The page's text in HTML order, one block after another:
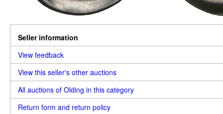
Seller information
View feedback
View this seller's other auctions
All auctions of Olding in this category
Return form and return policy